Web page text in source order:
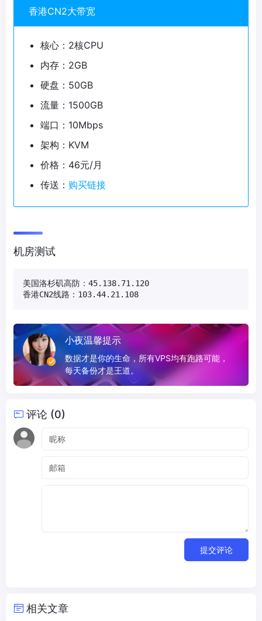
香港CN2大带宽
核心：2核CPU
内存：2GB
硬盘：50GB
流量：1500GB
端口：10Mbps
架构：KVM
价格：46元/月
传送： 购买链接
机房测试
美国洛杉矶高防：45.138.71.120
香港CN2线路：103.44.21.108
小夜温馨提示
数据才是你的生命，所有VPS均有跑路可能，
每天备份才是王道。
评论 (0)
提交评论
相关文章